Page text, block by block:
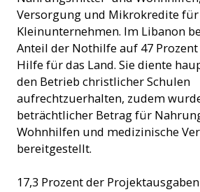
Versorgung und Mikrokredite für
Kleinunternehmen. Im Libanon
Anteil der Nothilfe auf 47
Hilfe für das Land. Sie diente
den Betrieb christlicher Schulen
aufrechtzuerhalten, zudem
beträchtlicher Betrag für
Wohnhilfen und medizinische
bereitgestellt.
17,3 Prozent der